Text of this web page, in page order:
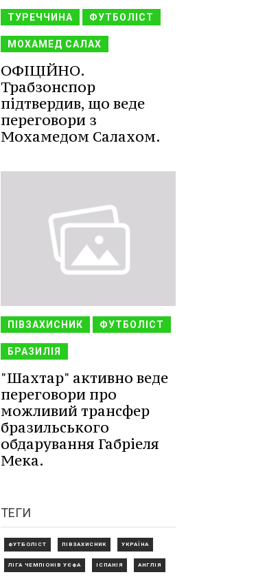
ТУРЕЧЧИНА ФУТБОЛІСТ
МОХАМЕД САЛАХ
ОФІЦІЙНО.
Трабзонспор
підтвердив, що веде
переговори з
Мохамедом Салахом.
ПІВЗАХИСНИК ФУТБОЛІСТ
БРАЗИЛІЯ
"Шахтар" активно веде
переговори про
можливий трансфер
бразильського
обдарування Габріеля
Мека.
ТЕГИ
ФУТБОЛІСТ ПІВЗАХИСНИК УКРАЇНА
ЛІГА ЧЕМПІОНІВ УЄФА ІСПАНІЯ АНГЛІЯ